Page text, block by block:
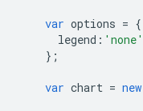
var options = {
legend : 'none'
};
var chart = new